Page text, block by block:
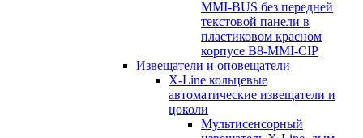
MMI-BUS без передней
текстовой панели в
пластиковом красном
корпусе B8-MMI-CIP
Извещатели и оповещатели
X-Line кольцевые
автоматические извещатели и
цоколи
Мультисенсорный